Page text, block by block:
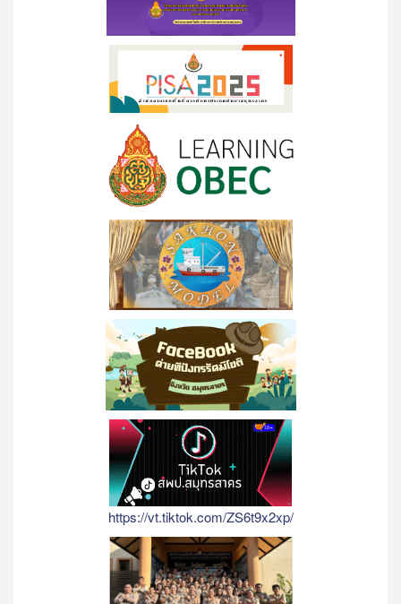
https://vt.tiktok.com/ZS6t9x2xp/